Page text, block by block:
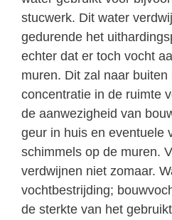
stucwerk. Dit water
gedurende het
echter dat er toch vocht
muren. Dit zal naar
concentratie in de ruimte
de aanwezigheid van
geur in huis en eventuele
schimmels op de muren.
verdwijnen niet zomaar.
vochtbestrijding;
de sterkte van het